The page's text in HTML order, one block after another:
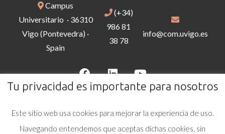
Campus
Universitario · 36310
Vigo (Pontevedra) ·
Spain
(+34)
986 81
38 78
info@com.uvigo.es
AVISO LEGAL
Tu privacidad es importante para nosotros
Este sitio web usa cookies para mejorar la experiencia de uso.
Navegando entendemos que aceptas dichas cookies, sin